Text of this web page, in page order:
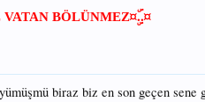
BÖLÜNMEZ¤ۣۜ..¤
biraz biz en son geçen